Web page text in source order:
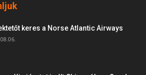
keres a Norse Atlantic Airways